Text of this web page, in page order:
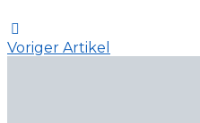
Voriger Artikel